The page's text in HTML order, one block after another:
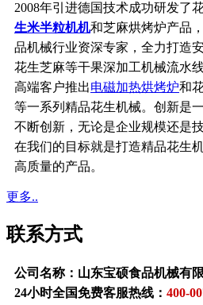
2008年引进德国技术成功研发了
生米半粒机机和芝麻烘烤炉产品
品机械行业资深专家，全力打造
花生芝麻等干果深加工机械流水
高端客户推出电磁加热烘烤炉和
等一系列精品花生机械。创新是
不断创新，无论是企业规模还是
在我们的目标就是打造精品花生
高质量的产品。
更多..
联系方式
公司名称：山东宝硕食品机械有
24小时全国免费客服热线： 400-